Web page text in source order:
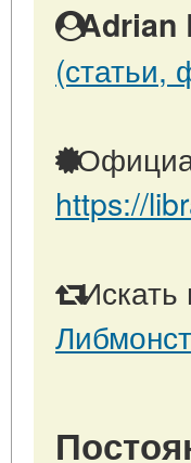
Adrian
https://
Искать